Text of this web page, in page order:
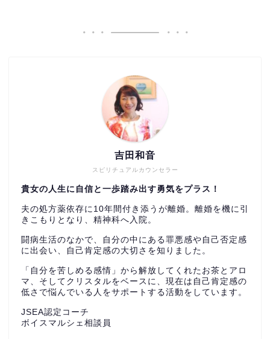
スピリチュアルカウンセラー
吉田和音
貴女の人生に自信と一歩踏み出す勇気をプラス！
夫の処方薬依存に10年間付き添うが離婚。離婚を機に引
きこもりとなり、精神科へ入院。
闘病生活のなかで、自分の中にある罪悪感や自己否定感
に出会い、自己肯定感の大切さを知りました。
「自分を苦しめる感情」から解放してくれたお茶とアロ
マ、そしてクリスタルをベースに、現在は自己肯定感の
低さで悩んでいる人をサポートする活動をしています。
JSEA認定コーチ
ボイスマルシェ相談員